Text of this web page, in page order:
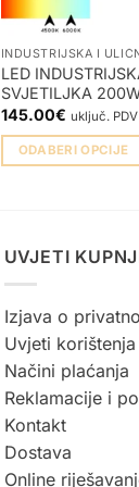
INDUSTRIJSKA I
LED
SVJETILJKA
145.00€ uključ. PDV
ODABERI OPCIJE
više
se
mogu
odabrati
na
stranici
proizvoda
UVJETI
Izjava o
Uvjeti korištenja
Načini plaćanja
Reklamacije i
Kontakt
Dostava
Online